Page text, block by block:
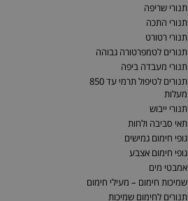
תנורי שריפה
תנורי התכה
תנורי רטורט
תנורים לטמפרטורה גבוהה
תנורי מעבדה ביפה
תנורים לטיפול תרמי עד 850
מעלות
תנורי ייבוש
תאי סביבה ולחות
גופי חימום גמישים
גופי חימום אצבע
אמבטי מים
שמיכות חימום – מעילי חימום
תנורים לחימום שמיכות